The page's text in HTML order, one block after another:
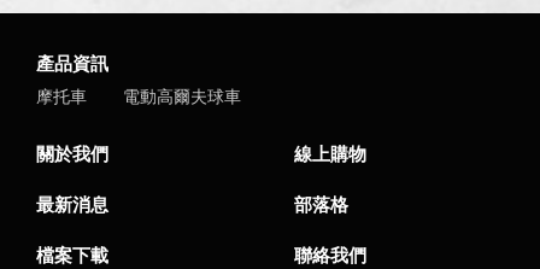
產品資訊
摩托車 電動高爾夫球車
關於我們 線上購物
最新消息 部落格
檔案下載 聯絡我們